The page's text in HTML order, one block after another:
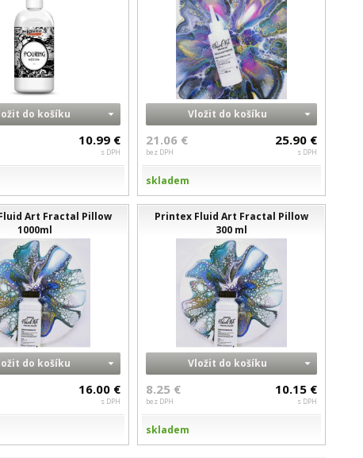
do košíku
10.99 €
s DPH
Vložit do košíku
21.06 €
bez DPH
25.90 €
s DPH
skladem
Art Fractal Pillow
1000ml
do košíku
16.00 €
s DPH
Printex Fluid Art Fractal Pillow
300 ml
Vložit do košíku
8.25 €
bez DPH
10.15 €
s DPH
skladem